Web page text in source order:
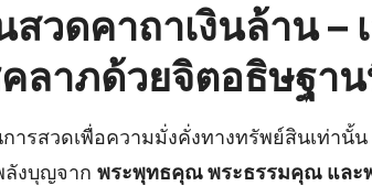
วดคาถาเงินล้าน –
ลาภด้วยจิตอธิษฐา
ารสวดเพื่อความมั่งคั่งทางทรัพย์สินเท่านั้
ลังบุญจาก พระพุทธคุณ พระธรรมคุณ และ